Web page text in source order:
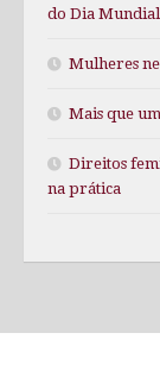
do Dia Mundial
Mulheres
Mais que
Direitos
na prática